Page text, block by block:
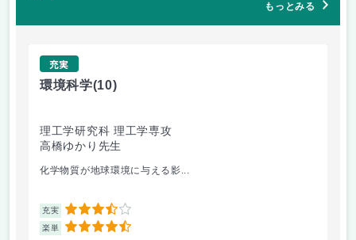
もっとみる
充実
環境科学(10)
理工学研究科 理工学専攻
高橋ゆかり先生
化学物質が地球環境に与える影...
充実 3.5
楽単 4.5